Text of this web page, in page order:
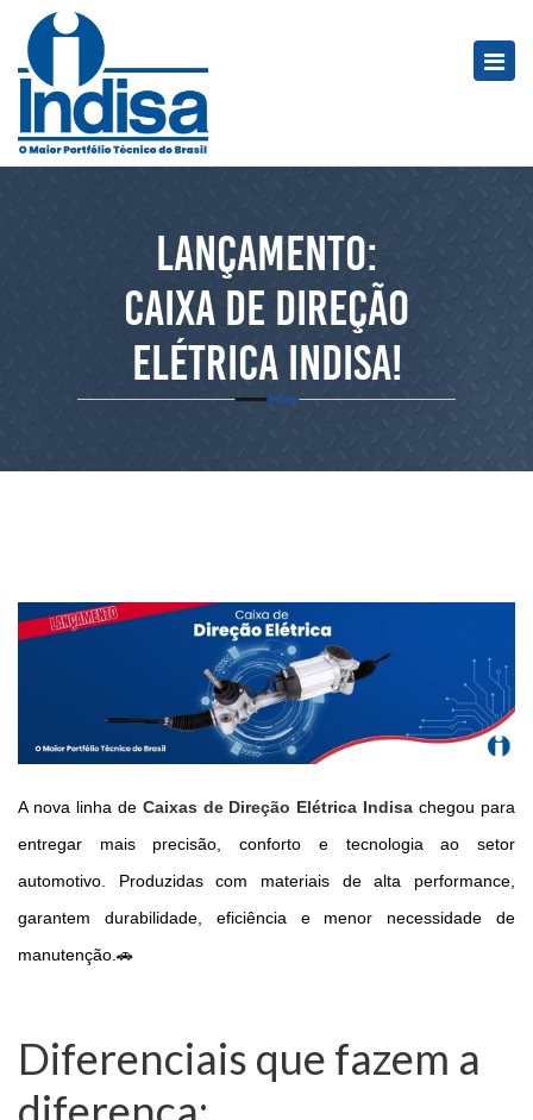
Lançamento:
Caixa de Direção
Elétrica Indisa!
A nova linha de Caixas de Direção Elétrica Indisa chegou para
entregar mais precisão, conforto e tecnologia ao setor
automotivo. Produzidas com materiais de alta performance,
garantem durabilidade, eficiência e menor necessidade de
manutenção.🚗
Diferenciais que fazem a